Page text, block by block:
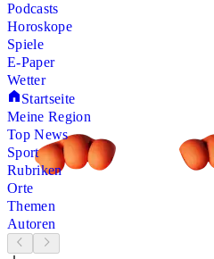
Podcasts
Horoskope
Spiele
E-Paper
Wetter
Startseite
Meine Region
Top News
Sport
Rubriken
Orte
Themen
Autoren